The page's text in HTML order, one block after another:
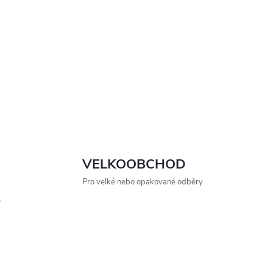
VELKOOBCHOD
Pro velké nebo opakované odběry